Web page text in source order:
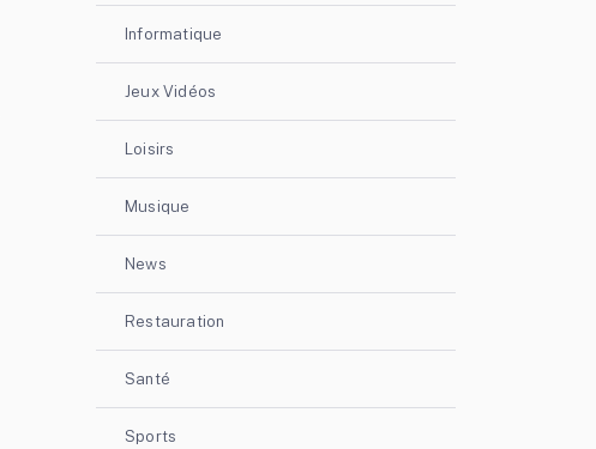
Informatique
Jeux Vidéos
Loisirs
Musique
News
Restauration
Santé
Sports